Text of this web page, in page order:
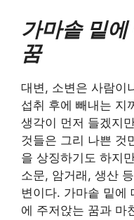
가마솥 밑
꿈
대변, 소변은 사람이
섭취 후에 빼내는 지
생각이 먼저 들겠지
것들은 그리 나쁜 것
을 상징하기도 하지
소문, 암거래, 생산
변이다. 가마솥 밑에
에 주저앉는 꿈과 마